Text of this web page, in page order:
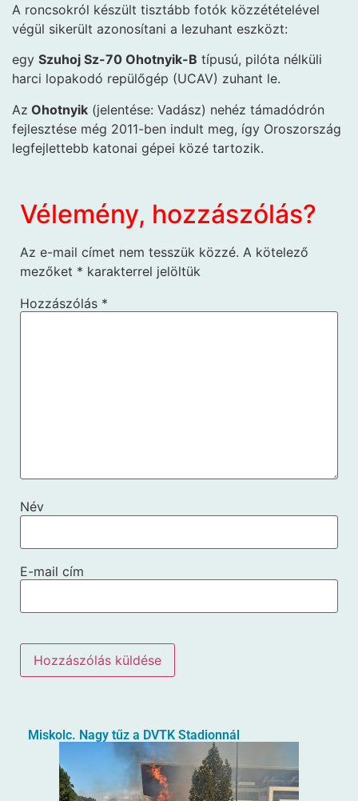
A roncsokról készült tisztább fotók közzétételével
végül sikerült azonosítani a lezuhant eszközt:
egy Szuhoj Sz-70 Ohotnyik-B típusú, pilóta nélküli
harci lopakodó repülőgép (UCAV) zuhant le.
Az Ohotnyik (jelentése: Vadász) nehéz támadódrón
fejlesztése még 2011-ben indult meg, így Oroszország
legfejlettebb katonai gépei közé tartozik.
Vélemény, hozzászólás?
Az e-mail címet nem tesszük közzé. A kötelező
mezőket * karakterrel jelöltük
Hozzászólás *
Név
E-mail cím
Miskolc. Nagy tűz a DVTK Stadionnál